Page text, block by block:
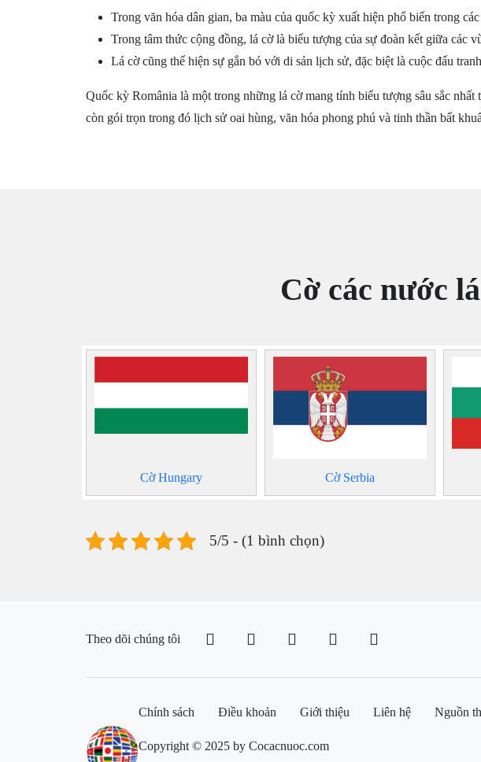
Trong văn hóa dân gian, ba màu của quốc kỳ xuất hiện phổ biến trong
Trong tâm thức cộng đồng, lá cờ là biểu tượng của sự đoàn kết giữa các
Lá cờ cũng thể hiện sự gắn bó với di sản lịch sử, đặc biệt là cuộc đấu
Quốc kỳ România là một trong những lá cờ mang tính biểu tượng sâu sắc
còn gói trọn trong đó lịch sử oai hùng, văn hóa phong phú và tinh thần bất
Cờ các nước
Cờ Hungary Cờ Serbia
5/5 - (1 bình chọn)
Theo dõi chúng tôi
Chính sách Điều khoản Giới thiệu Liên hệ Nguồn
Copyright © 2025 byCocacnuoc.com